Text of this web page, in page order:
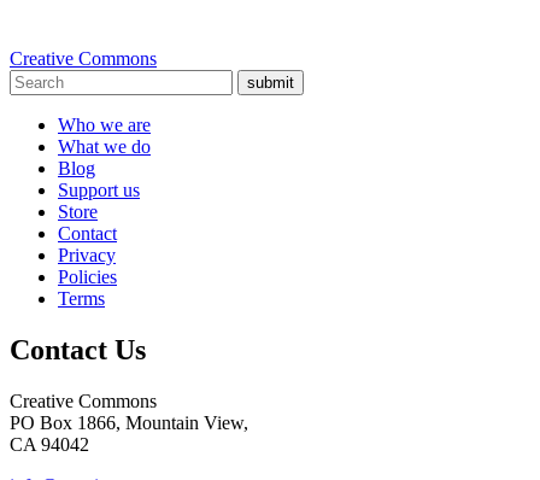
Creative Commons
submit
Who we are
What we do
Blog
Support us
Store
Contact
Privacy
Policies
Terms
Contact Us
Creative Commons
PO Box 1866, Mountain View,
CA 94042